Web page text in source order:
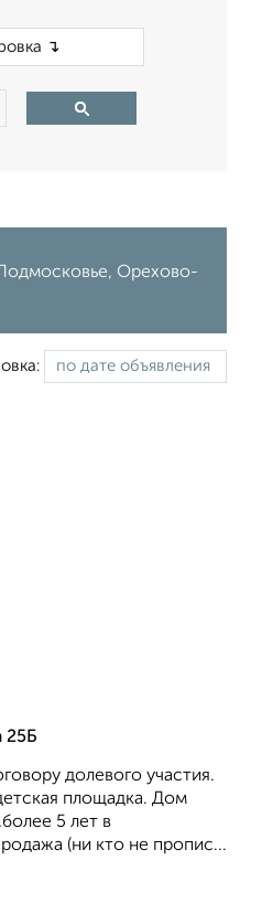
Подмосковье, Орехово-
25Б
долевого участия.
площадка. Дoм
5 лет в
(ни кто не пропис...